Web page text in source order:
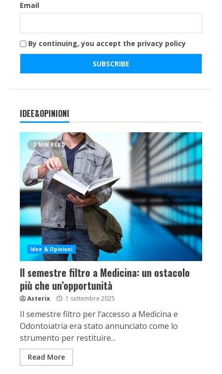
Email
By continuing, you accept the privacy policy
IDEE&OPINIONI
2 MIN READ
Idee & Opinioni
Il semestre filtro a Medicina: un ostacolo
più che un’opportunità
Asterix 1 settembre 2025
Il semestre filtro per l’accesso a Medicina e
Odontoiatria era stato annunciato come lo
strumento per restituire...
Read More